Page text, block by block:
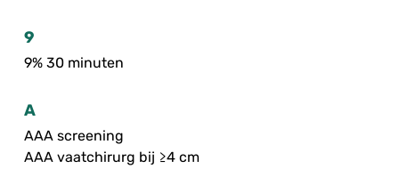
9
9% 30 minuten
A
AAA screening
AAA vaatchirurg bij ≥4 cm